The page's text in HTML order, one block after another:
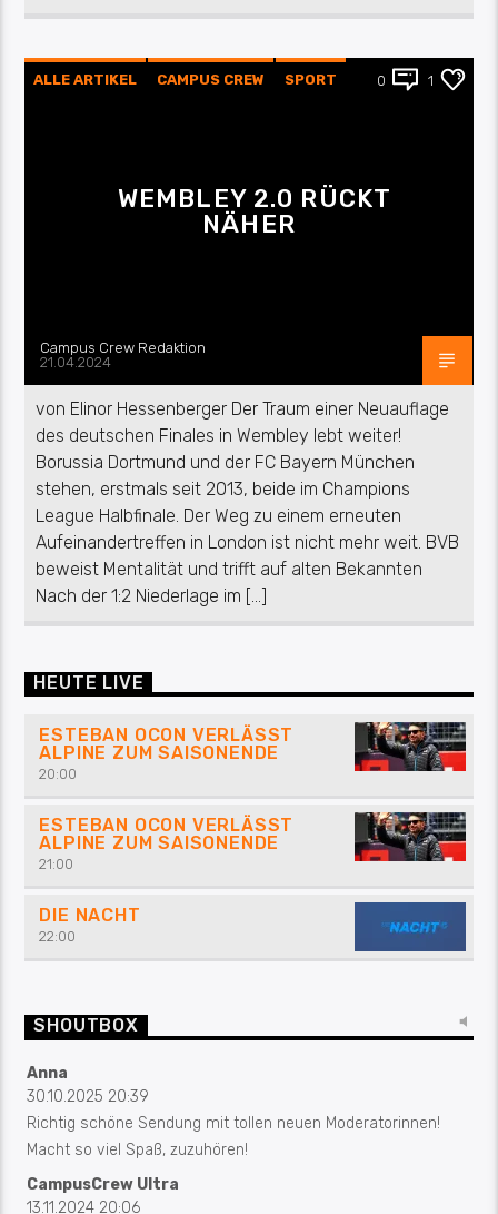
ALLE ARTIKEL CAMPUS CREW SPORT 0 1
WEMBLEY 2.0 RÜCKT
NÄHER
Campus Crew Redaktion
21.04.2024
von Elinor Hessenberger Der Traum einer Neuauflage
des deutschen Finales in Wembley lebt weiter!
Borussia Dortmund und der FC Bayern München
stehen, erstmals seit 2013, beide im Champions
League Halbfinale. Der Weg zu einem erneuten
Aufeinandertreffen in London ist nicht mehr weit. BVB
beweist Mentalität und trifft auf alten Bekannten
Nach der 1:2 Niederlage im […]
HEUTE LIVE
ESTEBAN OCON VERLÄSST
ALPINE ZUM SAISONENDE
20:00
ESTEBAN OCON VERLÄSST
ALPINE ZUM SAISONENDE
21:00
DIE NACHT
22:00
SHOUTBOX
Anna
30.10.2025 20:39
Richtig schöne Sendung mit tollen neuen Moderatorinnen!
Macht so viel Spaß, zuzuhören!
CampusCrew Ultra
13.11.2024 20:06